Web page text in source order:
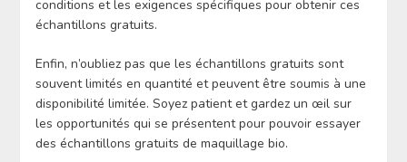
conditions et les exigences spécifiques pour obtenir ces
échantillons gratuits.
Enfin, n’oubliez pas que les échantillons gratuits sont
souvent limités en quantité et peuvent être soumis à une
disponibilité limitée. Soyez patient et gardez un œil sur
les opportunités qui se présentent pour pouvoir essayer
des échantillons gratuits de maquillage bio.